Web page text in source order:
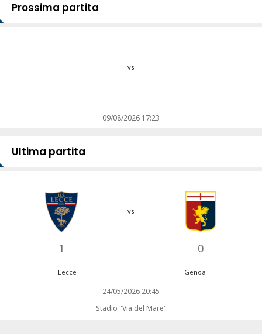
Prossima partita
vs
09/08/2026 17:23
Ultima partita
1
vs
0
Lecce Genoa
24/05/2026 20:45
Stadio "Via del Mare"